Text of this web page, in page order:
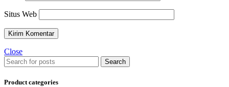
Situs Web
Close
Search
Product categories